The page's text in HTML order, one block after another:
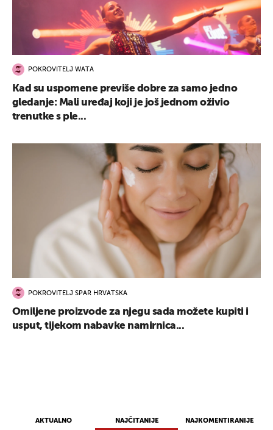
AKTUALNO NAJČITANIJE NAJKOMENTIRANIJE
POKROVITELJ WATA
Kad su uspomene previše dobre za samo jedno
gledanje: Mali uređaj koji je još jednom oživio
trenutke s ple...
POKROVITELJ SPAR HRVATSKA
Omiljene proizvode za njegu sada možete kupiti i
usput, tijekom nabavke namirnica...